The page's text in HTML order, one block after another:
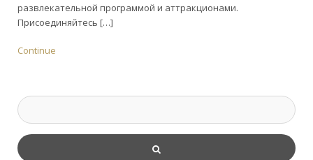
развлекательной программой и аттракционами.
Присоединяйтесь […]
Continue